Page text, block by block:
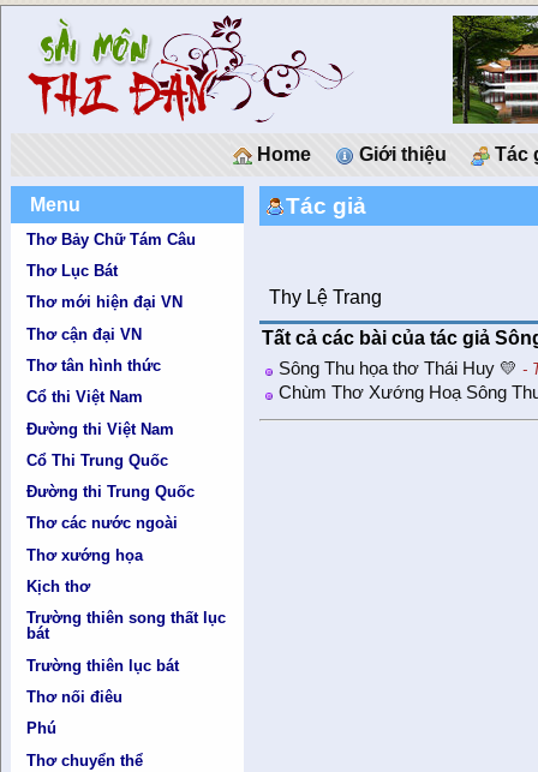
Home Giới thiệu Tác
Menu
Thơ Bảy Chữ Tám Câu
Thơ Lục Bát
Thơ mới hiện đại VN
Thơ cận đại VN
Thơ tân hình thức
Cổ thi Việt Nam
Đường thi Việt Nam
Cổ Thi Trung Quốc
Đường thi Trung Quốc
Thơ các nước ngoài
Thơ xướng họa
Kịch thơ
Trường thiên song thất lục
bát
Trường thiên lục bát
Thơ nối điêu
Phú
Thơ chuyển thể
Tác giả
Thy Lệ Trang
Tất cả các bài của tác giả
Sông Thu họa thơ Thái Huy 💛 -
Chùm Thơ Xướng Hoạ Sông